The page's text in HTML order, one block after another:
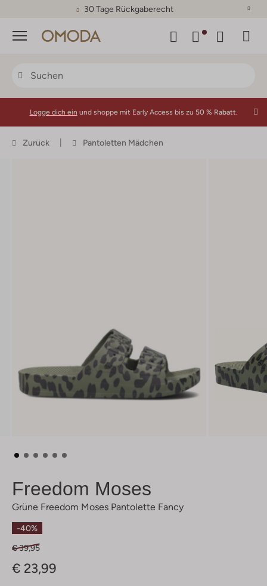
30 Tage Rückgaberecht
Menü
Logge dich ein und shoppe mit Early Access bis zu 50 % Rabatt.
Zurück Pantoletten Mädchen
Freedom Moses
Grüne Freedom Moses Pantolette Fancy
-40%
€ 39,95
€ 23,99